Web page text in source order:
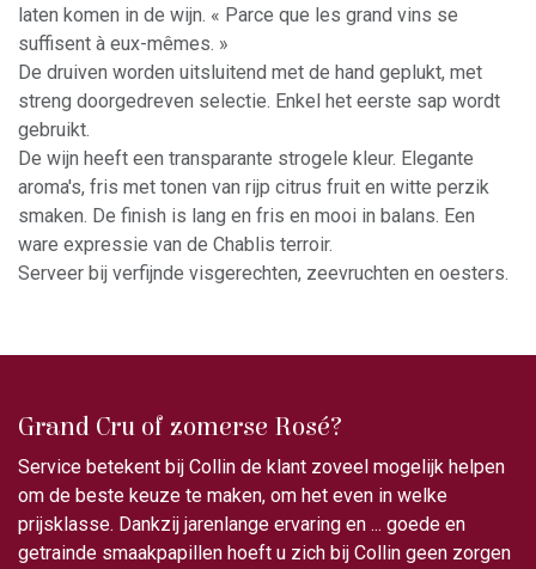
laten komen in de wijn. « Parce que les grand vins se
suffisent à eux-mêmes. »
De druiven worden uitsluitend met de hand geplukt, met
streng doorgedreven selectie. Enkel het eerste sap wordt
gebruikt.
De wijn heeft een transparante strogele kleur. Elegante
aroma's, fris met tonen van rijp citrus fruit en witte perzik
smaken. De finish is lang en fris en mooi in balans. Een
ware expressie van de Chablis terroir.
Serveer bij verfijnde visgerechten, zeevruchten en oesters.
Grand Cru of zomerse Rosé?
Service betekent bij Collin de klant zoveel mogelijk helpen
om de beste keuze te maken, om het even in welke
prijsklasse. Dankzij jarenlange ervaring en ... goede en
getrainde smaakpapillen hoeft u zich bij Collin geen zorgen